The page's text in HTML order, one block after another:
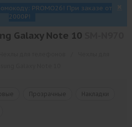
PROMO26! При заказе от
2000₽!
Galaxy Note 10
Прозрачные Накладки